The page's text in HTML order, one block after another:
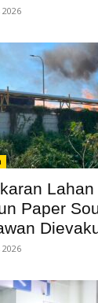
Paper
2026